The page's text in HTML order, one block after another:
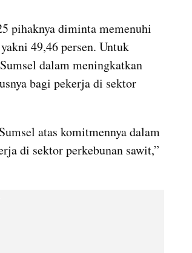
pihaknya diminta memenuhi
49,46 persen. Untuk
dalam meningkatkan
bagi pekerja di sektor
atas komitmennya dalam
di sektor perkebunan sawit,”